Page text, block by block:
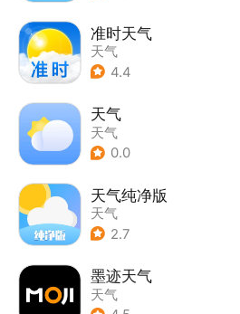
准时天气
天气
4.4
天气
天气
0.0
天气纯净版
天气
2.7
墨迹天气
天气